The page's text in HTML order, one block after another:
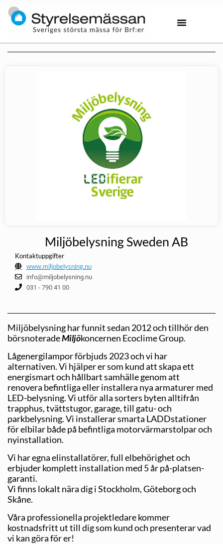
Miljöbelysning Sweden AB
Kontaktuppgifter
www.miljobelysning.nu
info@miljobelysning.nu
031 - 790 41 00
Miljöbelysning har funnit sedan 2012 och tillhör den
börsnoteradeMiljökoncernen Ecoclime Group.
Lågenergilampor förbjuds 2023 och vi har
alternativen. Vi hjälper er som kund att skapa ett
energismart och hållbart samhälle genom att
renovera befintliga eller installera nya armaturer med
LED-belysning. Vi utför alla sorters byten alltifrån
trapphus, tvättstugor, garage, till gatu- och
parkbelysning. Vi installerar smarta LADDstationer
för elbilar både på befint­liga motorvärmarstolpar och
nyinstallation.
Vi har egna elinstallatörer, full elbehörighet och
erbjuder komplett installation med 5 år på-platsen-
garanti.
Vi finns lokalt nära dig i Stockholm, Göteborg och
Skåne.
Våra professionella projektledare kommer
kostnadsfritt ut till dig som kund och presenterar vad
vi kan göra för er!